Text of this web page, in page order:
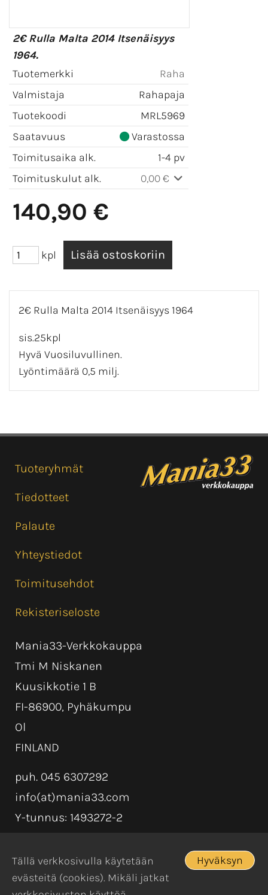
2€ Rulla Malta 2014 Itsenäisyys
1964.
Tuotemerkki
Raha
Valmistaja
Rahapaja
Tuotekoodi
MRL5969
Saatavuus
Varastossa
Toimitusaika alk.
1-4 pv
Toimituskulut alk.
0,00 €
140,90 €
kpl
2€ Rulla Malta 2014 Itsenäisyys 1964
sis.25kpl
Hyvä Vuosiluvullinen.
Lyöntimäärä 0,5 milj.
Tuoteryhmät
Tiedotteet
Palaute
Yhteystiedot
Toimitusehdot
Rekisteriseloste
Mania33-Verkkokauppa
Tmi M Niskanen
Kuusikkotie 1 B
FI-86900, Pyhäkumpu
Ol
FINLAND
puh. 045 6307292
info(at)mania33.com
Y-tunnus: 1493272-2
Tällä verkkosivulla käytetään
evästeitä (cookies). Mikäli jatkat
Hyväksyn